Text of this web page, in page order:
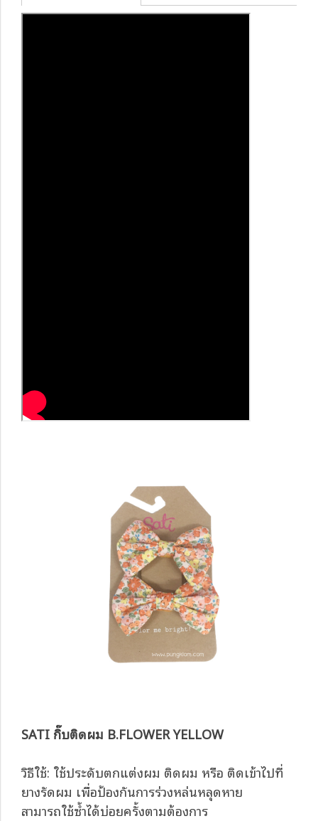
SATI กิ๊บติดผม B.FLOWER YELLOW
วิธีใช้: ใช้ประดับตกแต่งผม ติดผม หรือ ติดเข้าไปที่
ยางรัดผม เพื่อป้องกันการร่วงหล่นหลุดหาย
สามารถใช้ซ้ำได้บ่อยครั้งตามต้องการ